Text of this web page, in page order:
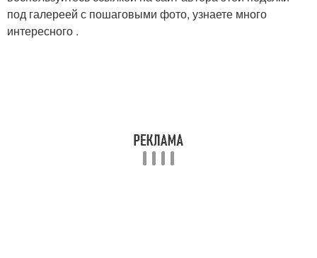
под галереей с пошаговыми фото, узнаете много
интересного .